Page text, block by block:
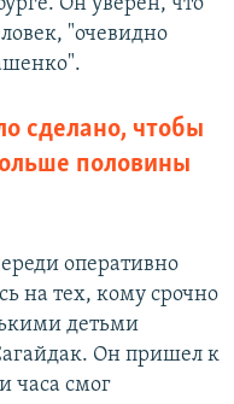
"очевидно
сделано, чтобы
половины
оперативно
на тех, кому срочно
детьми
Он пришел к
часа смог